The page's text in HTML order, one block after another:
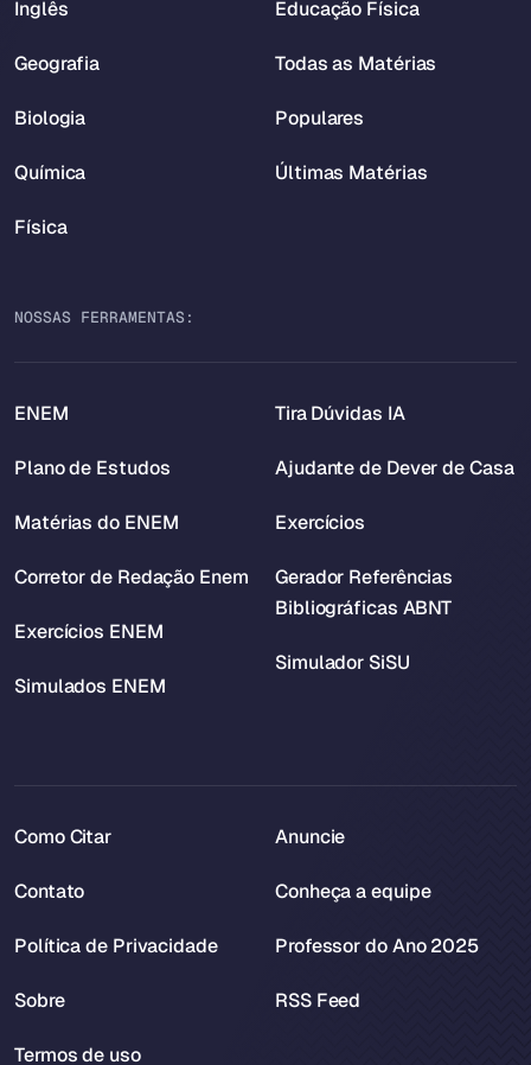
Inglês
Geografia
Biologia
Química
Física
Educação Física
Todas as Matérias
Populares
Últimas Matérias
NOSSAS FERRAMENTAS:
ENEM
Plano de Estudos
Matérias do ENEM
Corretor de Redação Enem
Exercícios ENEM
Simulados ENEM
Tira Dúvidas IA
Ajudante de Dever de Casa
Exercícios
Gerador Referências
Bibliográficas ABNT
Simulador SiSU
Como Citar
Contato
Política de Privacidade
Sobre
Termos de uso
Anuncie
Conheça a equipe
Professor do Ano 2025
RSS Feed